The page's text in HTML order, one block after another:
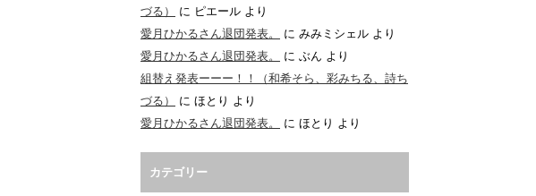
づる）
に ピエール より
愛月ひかるさん退団発表。
に みみミシェル より
愛月ひかるさん退団発表。
に ぶん より
組替え発表ーーー！！（和希そら、彩みちる、詩ち
づる）
に ほとり より
愛月ひかるさん退団発表。
に ほとり より
カテゴリー